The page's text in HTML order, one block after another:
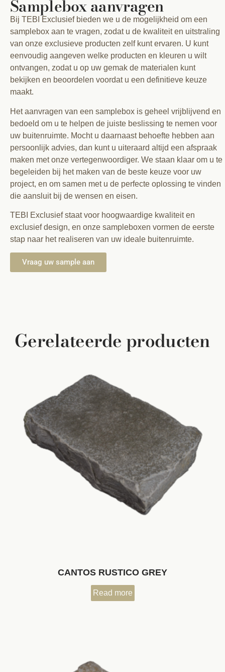
Samplebox aanvragen
Bij TEBI Exclusief bieden we u de mogelijkheid om een
samplebox aan te vragen, zodat u de kwaliteit en uitstraling
van onze exclusieve producten zelf kunt ervaren. U kunt
eenvoudig aangeven welke producten en kleuren u wilt
ontvangen, zodat u op uw gemak de materialen kunt
bekijken en beoordelen voordat u een definitieve keuze
maakt.
Het aanvragen van een samplebox is geheel vrijblijvend en
bedoeld om u te helpen de juiste beslissing te nemen voor
uw buitenruimte. Mocht u daarnaast behoefte hebben aan
persoonlijk advies, dan kunt u uiteraard altijd een afspraak
maken met onze vertegenwoordiger. We staan klaar om u te
begeleiden bij het maken van de beste keuze voor uw
project, en om samen met u de perfecte oplossing te vinden
die aansluit bij de wensen en eisen.
TEBI Exclusief staat voor hoogwaardige kwaliteit en
exclusief design, en onze sampleboxen vormen de eerste
stap naar het realiseren van uw ideale buitenruimte.
Vraag uw sample aan
Gerelateerde producten
CANTOS RUSTICO GREY
Read more